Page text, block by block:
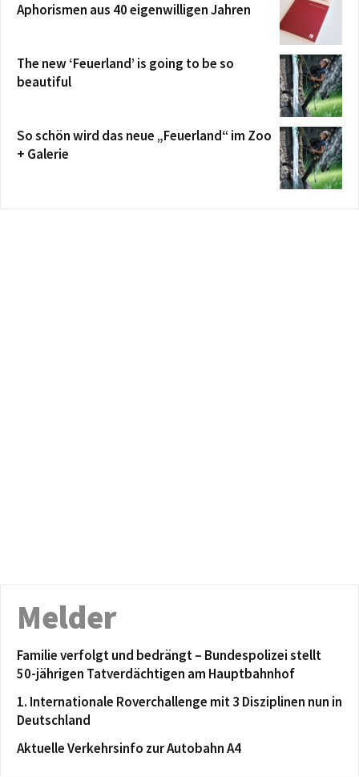
Aphorismen aus 40 eigenwilligen Jahren
The new ‘Feuerland’ is going to be so
beautiful
So schön wird das neue „Feuerland“ im Zoo
+ Galerie
Melder
Familie verfolgt und bedrängt – Bundespolizei stellt
50-jährigen Tatverdächtigen am Hauptbahnhof
1. Internationale Roverchallenge mit 3 Disziplinen nun in
Deutschland
Aktuelle Verkehrsinfo zur Autobahn A4